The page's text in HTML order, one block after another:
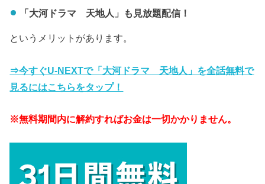
「大河ドラマ 天地人」も見放題配信！
というメリットがあります。
⇒今すぐU-NEXTで「大河ドラマ 天地人」を全話無料で
見るにはこちらをタップ！
※無料期間内に解約すればお金は一切かかりません。